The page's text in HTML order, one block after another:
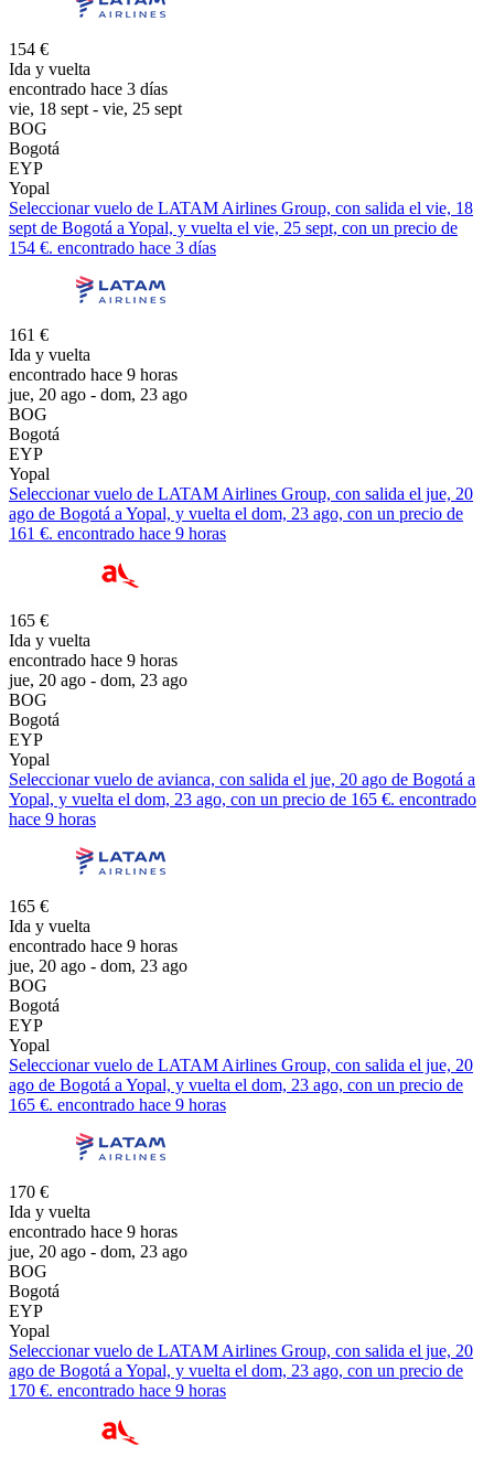
154 €
Ida y vuelta
encontrado hace 3 días
vie, 18 sept - vie, 25 sept
BOG
Bogotá
EYP
Yopal
Seleccionar vuelo de LATAM Airlines Group, con salida el vie, 18
sept de Bogotá a Yopal, y vuelta el vie, 25 sept, con un precio de
154 €. encontrado hace 3 días
161 €
Ida y vuelta
encontrado hace 9 horas
jue, 20 ago - dom, 23 ago
BOG
Bogotá
EYP
Yopal
Seleccionar vuelo de LATAM Airlines Group, con salida el jue, 20
ago de Bogotá a Yopal, y vuelta el dom, 23 ago, con un precio de
161 €. encontrado hace 9 horas
165 €
Ida y vuelta
encontrado hace 9 horas
jue, 20 ago - dom, 23 ago
BOG
Bogotá
EYP
Yopal
Seleccionar vuelo de avianca, con salida el jue, 20 ago de Bogotá a
Yopal, y vuelta el dom, 23 ago, con un precio de 165 €. encontrado
hace 9 horas
165 €
Ida y vuelta
encontrado hace 9 horas
jue, 20 ago - dom, 23 ago
BOG
Bogotá
EYP
Yopal
Seleccionar vuelo de LATAM Airlines Group, con salida el jue, 20
ago de Bogotá a Yopal, y vuelta el dom, 23 ago, con un precio de
165 €. encontrado hace 9 horas
170 €
Ida y vuelta
encontrado hace 9 horas
jue, 20 ago - dom, 23 ago
BOG
Bogotá
EYP
Yopal
Seleccionar vuelo de LATAM Airlines Group, con salida el jue, 20
ago de Bogotá a Yopal, y vuelta el dom, 23 ago, con un precio de
170 €. encontrado hace 9 horas